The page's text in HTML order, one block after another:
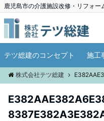
鹿児島市の介護施設改修・リフォー
テツ総建のコンセプト 施工
株式会社テツ総建